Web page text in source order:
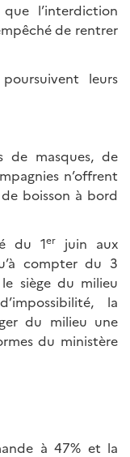
l’interdiction
de rentrer
leurs
de masques, de
n’offrent
boisson à bord
du 1er
juin aux
compter du 3
siège du milieu
la
du milieu une
du ministère
à 47% et la